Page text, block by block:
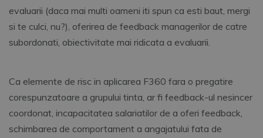
evaluarii (daca mai multi oameni iti spun ca esti baut, mergi
si te culci, nu?), oferirea de feedback managerilor de catre
subordonati, obiectivitate mai ridicata a evaluarii.
Ca elemente de risc in aplicarea F360 fara o pregatire
corespunzatoare a grupului tinta, ar fi feedback-ul nesincer
coordonat, incapacitatea salariatilor de a oferi feedback,
schimbarea de comportament a angajatului fata de